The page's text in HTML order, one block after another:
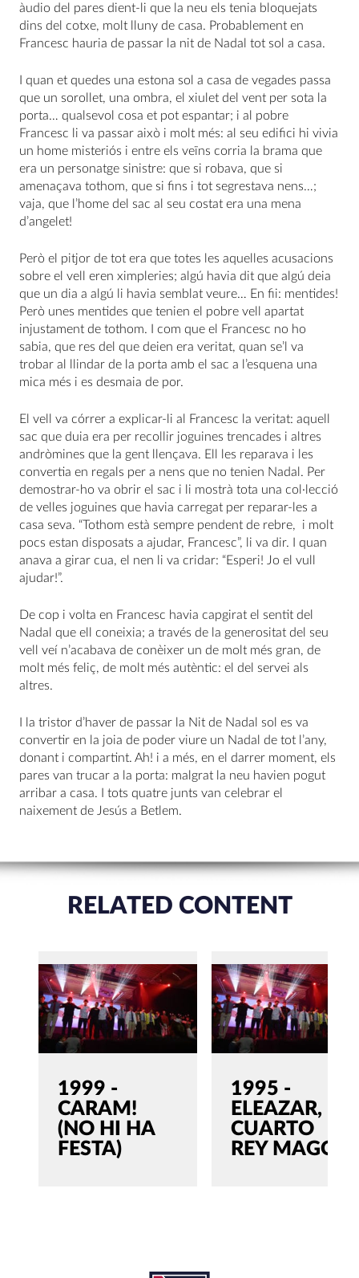
àudio del pares dient-li que la neu els tenia bloquejats
dins del cotxe, molt lluny de casa. Probablement en
Francesc hauria de passar la nit de Nadal tot sol a casa.
I quan et quedes una estona sol a casa de vegades passa
que un sorollet, una ombra, el xiulet del vent per sota la
porta… qualsevol cosa et pot espantar; i al pobre
Francesc li va passar això i molt més: al seu edifici hi vivia
un home misteriós i entre els veïns corria la brama que
era un personatge sinistre: que si robava, que si
amenaçava tothom, que si fins i tot segrestava nens…;
vaja, que l’home del sac al seu costat era una mena
d’angelet!
Però el pitjor de tot era que totes les aquelles acusacions
sobre el vell eren ximpleries; algú havia dit que algú deia
que un dia a algú li havia semblat veure… En fii: mentides!
Però unes mentides que tenien el pobre vell apartat
injustament de tothom. I com que el Francesc no ho
sabia, que res del que deien era veritat, quan se’l va
trobar al llindar de la porta amb el sac a l’esquena una
mica més i es desmaia de por.
El vell va córrer a explicar-li al Francesc la veritat: aquell
sac que duia era per recollir joguines trencades i altres
andròmines que la gent llençava. Ell les reparava i les
convertia en regals per a nens que no tenien Nadal. Per
demostrar-ho va obrir el sac i li mostrà tota una col·lecció
de velles joguines que havia carregat per reparar-les a
casa seva. “Tothom està sempre pendent de rebre, i molt
pocs estan disposats a ajudar, Francesc”, li va dir. I quan
anava a girar cua, el nen li va cridar: “Esperi! Jo el vull
ajudar!”.
De cop i volta en Francesc havia capgirat el sentit del
Nadal que ell coneixia; a través de la generositat del seu
vell veí n’acabava de conèixer un de molt més gran, de
molt més feliç, de molt més autèntic: el del servei als
altres.
I la tristor d’haver de passar la Nit de Nadal sol es va
convertir en la joia de poder viure un Nadal de tot l’any,
donant i compartint. Ah! i a més, en el darrer moment, els
pares van trucar a la porta: malgrat la neu havien pogut
arribar a casa. I tots quatre junts van celebrar el
naixement de Jesús a Betlem.
RELATED CONTENT
1999 -
CARAM!
(NO HI HA
FESTA)
1995 -
ELEAZAR, EL
CUARTO
REY MAGO